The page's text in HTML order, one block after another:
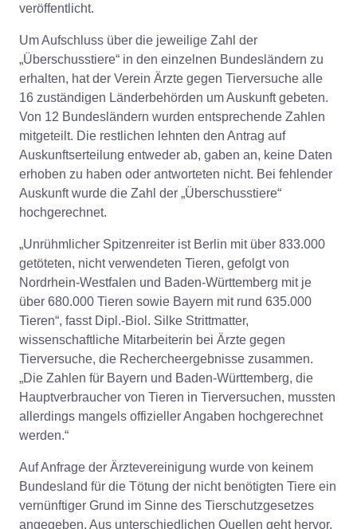
veröffentlicht.
Um Aufschluss über die jeweilige Zahl der
„Überschusstiere“ in den einzelnen Bundesländern zu
erhalten, hat der Verein Ärzte gegen Tierversuche alle
16 zuständigen Länderbehörden um Auskunft gebeten.
Von 12 Bundesländern wurden entsprechende Zahlen
mitgeteilt. Die restlichen lehnten den Antrag auf
Auskunftserteilung entweder ab, gaben an, keine Daten
erhoben zu haben oder antworteten nicht. Bei fehlender
Auskunft wurde die Zahl der „Überschusstiere“
hochgerechnet.
„Unrühmlicher Spitzenreiter ist Berlin mit über 833.000
getöteten, nicht verwendeten Tieren, gefolgt von
Nordrhein-Westfalen und Baden-Württemberg mit je
über 680.000 Tieren sowie Bayern mit rund 635.000
Tieren“, fasst Dipl.-Biol. Silke Strittmatter,
wissenschaftliche Mitarbeiterin bei Ärzte gegen
Tierversuche, die Rechercheergebnisse zusammen.
„Die Zahlen für Bayern und Baden-Württemberg, die
Hauptverbraucher von Tieren in Tierversuchen, mussten
allerdings mangels offizieller Angaben hochgerechnet
werden.“
Auf Anfrage der Ärztevereinigung wurde von keinem
Bundesland für die Tötung der nicht benötigten Tiere ein
vernünftiger Grund im Sinne des Tierschutzgesetzes
angegeben. Aus unterschiedlichen Quellen geht hervor,